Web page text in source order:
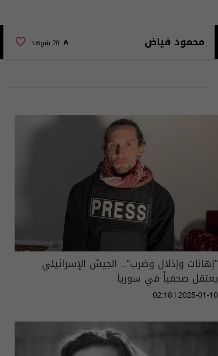
محمود فياض 20 شوهد
"إهانات وإذلال وضرب".. الجيش الإسرائيلي
يعتقل صحفياً في سوريا
02:18 | 2025-01-10